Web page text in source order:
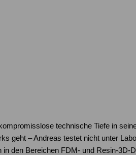
technische Tiefe in
geht – Andreas testet nicht unter
den Bereichen FDM- und Resin-3D-